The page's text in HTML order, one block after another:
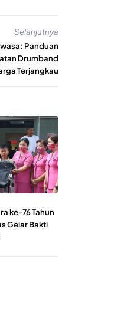
Selanjutnya
Panduan
Drumband
Terjangkau
ke-76 Tahun
Gelar Bakti